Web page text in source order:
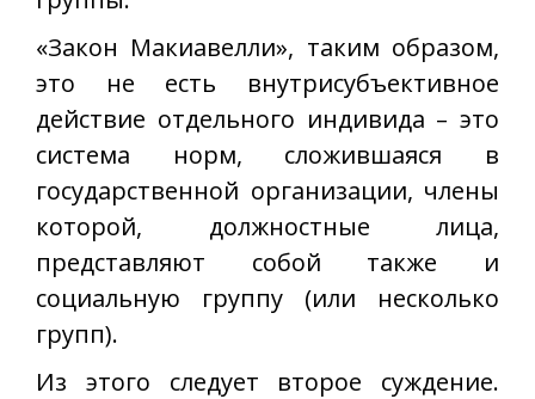
«Закон Макиавелли», таким образом,
это не есть внутрисубъективное
действие отдельного индивида – это
система норм, сложившаяся в
государственной организации, члены
которой, должностные лица,
представляют собой также и
социальную группу (или несколько
групп).
Из этого следует второе суждение.